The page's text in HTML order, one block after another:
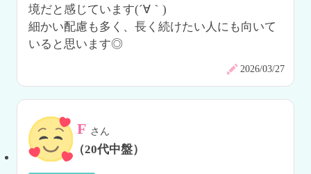
境だと感じています(´∀｀)
細かい配慮も多く、長く続けたい人にも向いて
いると思います◎
2026/03/27
F さん
（20代中盤）